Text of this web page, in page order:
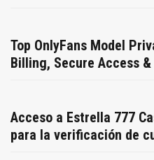
Top OnlyFans Model
Billing, Secure Access
Acceso a Estrella 777
para la verificación de